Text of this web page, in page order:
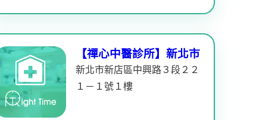
【禪心中醫診所】新北市
新北市新店區中興路３段２２
１－１號１樓